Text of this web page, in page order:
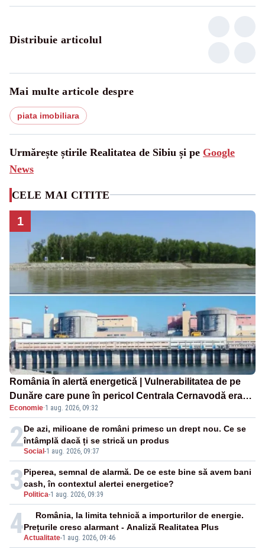
Distribuie articolul
Mai multe articole despre
piata imobiliara
Urmărește știrile Realitatea de Sibiu și pe Google
News
CELE MAI CITITE
1
România în alertă energetică | Vulnerabilitatea de pe
Dunăre care pune în pericol Centrala Cernavodă era
cunoscută de pe vremea lui Ceaușescu
Economie·1 aug. 2026, 09:32
2Social -1 aug. 2026, 09:37
De azi, milioane de români primesc un drept nou. Ce se
întâmplă dacă ți se strică un produs
3 Politica-1 aug. 2026, 09:39
Piperea, semnal de alarmă. De ce este bine să avem bani
cash, în contextul alertei energetice?
4Actualitate-1 aug. 2026, 09:46
România, la limita tehnică a importurilor de energie.
Prețurile cresc alarmant - Analiză Realitatea Plus